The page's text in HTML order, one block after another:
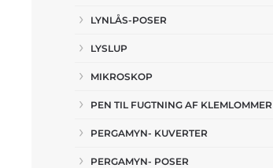
LYNLÅS-POSER
LYSLUP
MIKROSKOP
PEN TIL FUGTNING AF KLEMLOMMER
PERGAMYN- KUVERTER
PERGAMYN- POSER